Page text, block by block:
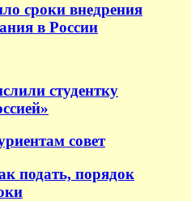
сроки внедрения
в России
студентку
совет
подать, порядок